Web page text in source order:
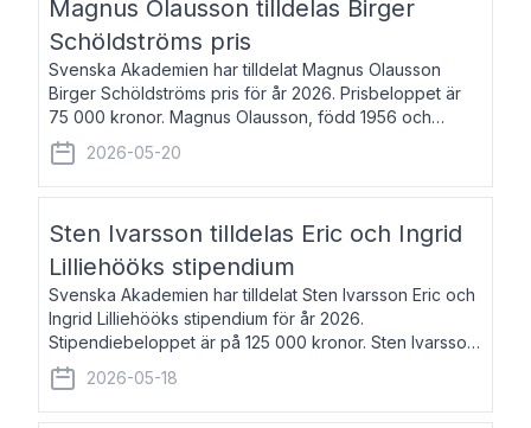
Magnus Olausson tilldelas Birger
Schöldströms pris
Svenska Akademien har tilldelat Magnus Olausson
Birger Schöldströms pris för år 2026. Prisbeloppet är
75 000 kronor. Magnus Olausson, född 1956 och
bosatt i Stockholm, är konstvetare, museiman och
hovman. Han disputerade 1993 vid Uppsala un
2026-05-20
Sten Ivarsson tilldelas Eric och Ingrid
Lilliehööks stipendium
Svenska Akademien har tilldelat Sten Ivarsson Eric och
Ingrid Lilliehööks stipendium för år 2026.
Stipendiebeloppet är på 125 000 kronor. Sten Ivarsson,
född 1979, är mediateksamordnare vid
Söderslättsgymnasiet i Trelleborg. Här har han på
2026-05-18